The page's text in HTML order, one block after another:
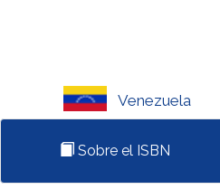
Venezuela
Sobre el ISBN